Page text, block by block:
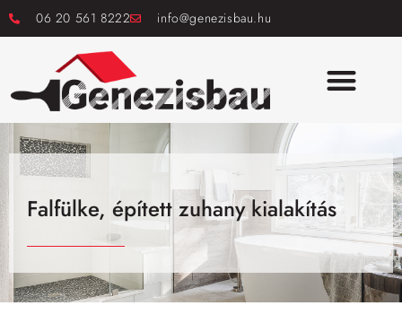
06 20 561 8222 info@genezisbau.hu
Falfülke, épített zuhany kialakítás